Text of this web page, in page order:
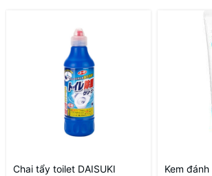
Chai tẩy toilet DAISUKI
Kem